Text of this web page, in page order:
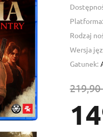
Platforma:
Rodzaj
Wersja
Gatunek:
219,90